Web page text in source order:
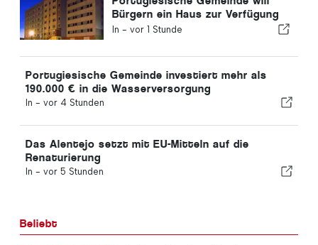
Bürgern ein Haus zur Verfügung
stellen
In - vor 1 Stunde
Portugiesische Gemeinde investiert mehr als
190.000 € in die Wasserversorgung
In - vor 4 Stunden
Das Alentejo setzt mit EU-Mitteln auf die
Renaturierung
In - vor 5 Stunden
Beliebt